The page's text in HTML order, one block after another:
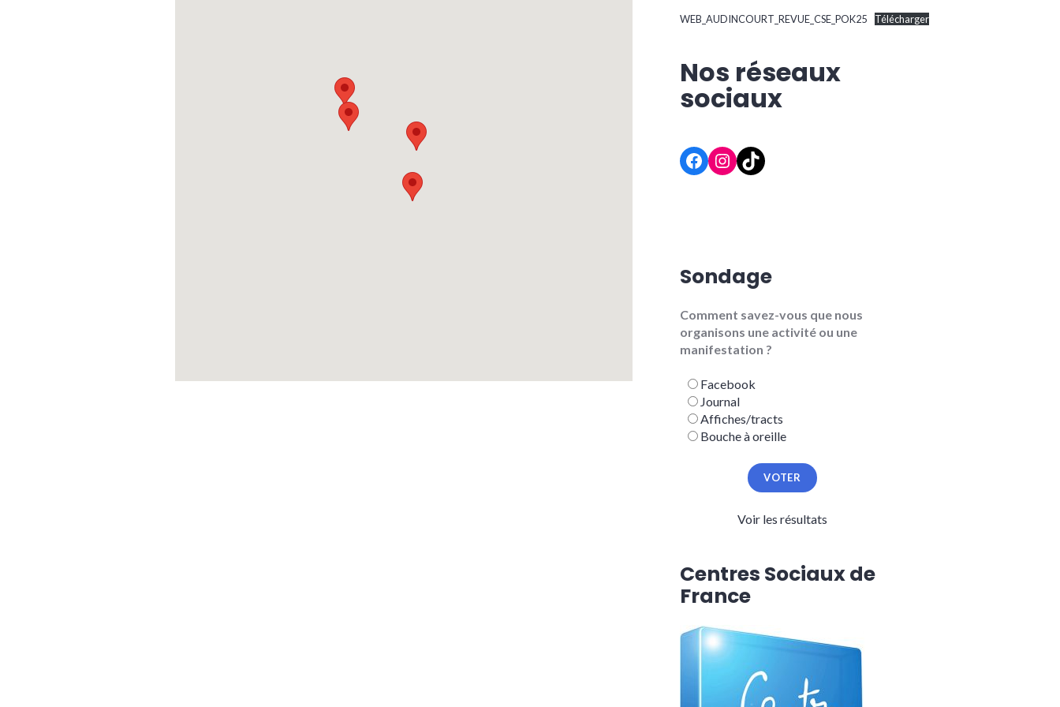
WEB_AUDINCOURT_REVUE_CSE_POK25 Télécharger
Nos réseaux
sociaux
Facebook
Instagram
TikTok
Sondage
Comment savez-vous que nous
organisons une activité ou une
manifestation ?
Facebook
Journal
Affiches/tracts
Bouche à oreille
Voir les résultats
Centres Sociaux de
France